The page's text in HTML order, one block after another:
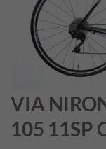
VIA
105 11SP